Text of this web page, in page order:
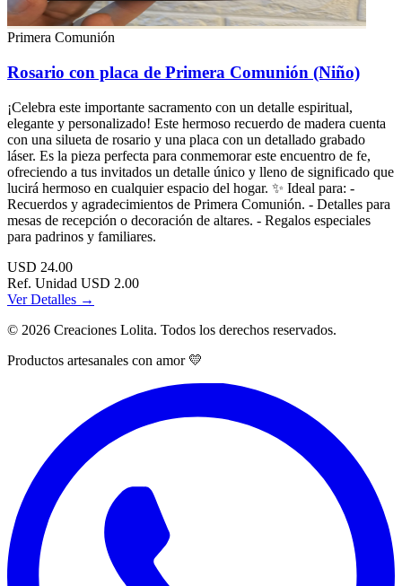
Primera Comunión
Rosario con placa de Primera Comunión (Niño)
¡Celebra este importante sacramento con un detalle espiritual,
elegante y personalizado! Este hermoso recuerdo de madera cuenta
con una silueta de rosario y una placa con un detallado grabado
láser. Es la pieza perfecta para conmemorar este encuentro de fe,
ofreciendo a tus invitados un detalle único y lleno de significado que
lucirá hermoso en cualquier espacio del hogar. ✨ Ideal para: -
Recuerdos y agradecimientos de Primera Comunión. - Detalles para
mesas de recepción o decoración de altares. - Regalos especiales
para padrinos y familiares.
USD 24.00
Ref. Unidad USD 2.00
Ver Detalles →
© 2026 Creaciones Lolita. Todos los derechos reservados.
Productos artesanales con amor 💛